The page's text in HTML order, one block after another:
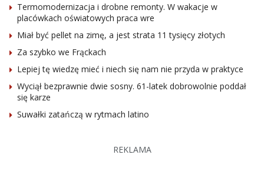
Termomodernizacja i drobne remonty. W wakacje w
placówkach oświatowych praca wre
Miał być pellet na zimę, a jest strata 11 tysięcy złotych
Za szybko we Frąckach
Lepiej tę wiedzę mieć i niech się nam nie przyda w praktyce
Wyciął bezprawnie dwie sosny. 61-latek dobrowolnie poddał
się karze
Suwałki zatańczą w rytmach latino
REKLAMA